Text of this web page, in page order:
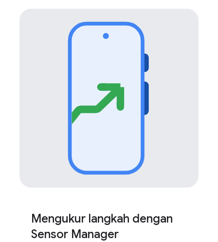
Mengukur langkah dengan
Sensor Manager